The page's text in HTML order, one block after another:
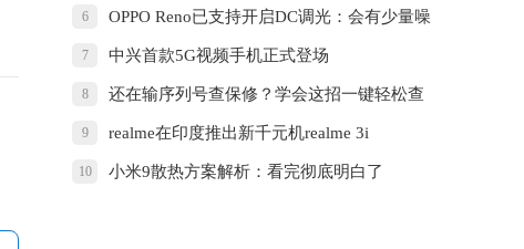
100W快充
6 OPPO Reno已支持开启DC调光：会有少量噪
点
7 中兴首款5G视频手机正式登场
8 还在输序列号查保修？学会这招一键轻松查
9 realme在印度推出新千元机realme 3i
10 小米9散热方案解析：看完彻底明白了